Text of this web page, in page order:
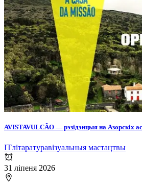
AVISTAVULCÃO — рэзідэнцыя на Азорскіх
ITлітаратуравізуальныя мастацтвы
31 ліпеня 2026